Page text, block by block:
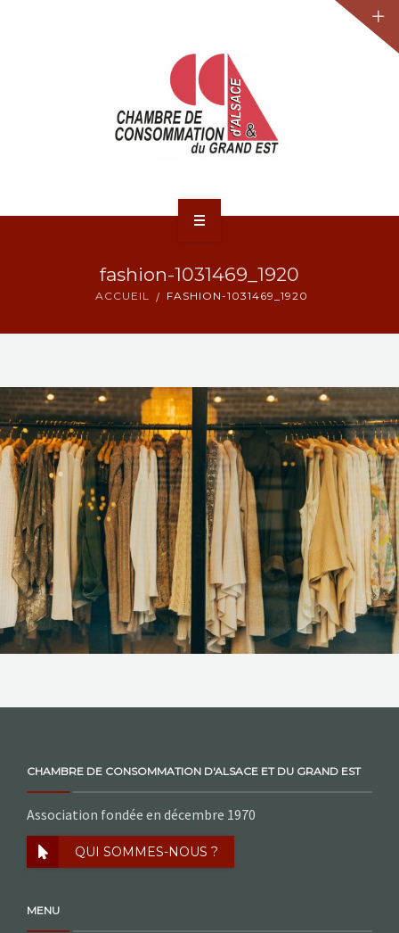
NOS ACTIONS
CONTACT
fashion-1031469_1920
ACCUEIL FASHION-1031469_1920
CHAMBRE DE CONSOMMATION D'ALSACE ET DU GRAND EST
Association fondée en décembre 1970
QUI SOMMES-NOUS ?
MENU